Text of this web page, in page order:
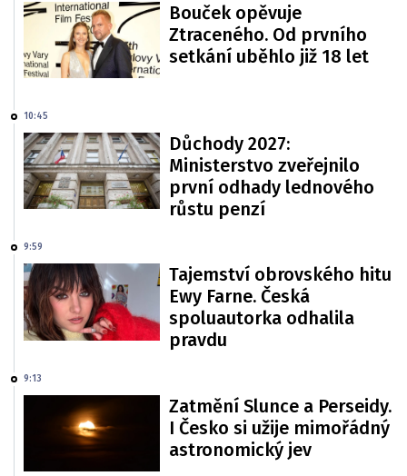
Bouček opěvuje
Ztraceného. Od prvního
setkání uběhlo již 18 let
10:45
Důchody 2027:
Ministerstvo zveřejnilo
první odhady lednového
růstu penzí
9:59
Tajemství obrovského hitu
Ewy Farne. Česká
spoluautorka odhalila
pravdu
9:13
Zatmění Slunce a Perseidy.
I Česko si užije mimořádný
astronomický jev